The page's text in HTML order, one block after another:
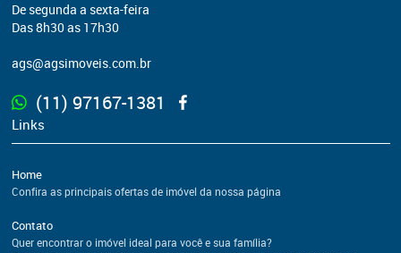
De segunda a sexta-feira
Das 8h30 as 17h30
ags@agsimoveis.com.br
(11) 97167-1381
Links
Home
Confira as principais ofertas de imóvel da nossa página
Contato
Quer encontrar o imóvel ideal para você e sua família?